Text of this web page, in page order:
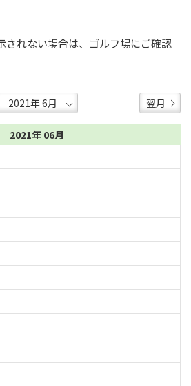
されない場合は、ゴルフ場にご確認
翌月
2021年 06月